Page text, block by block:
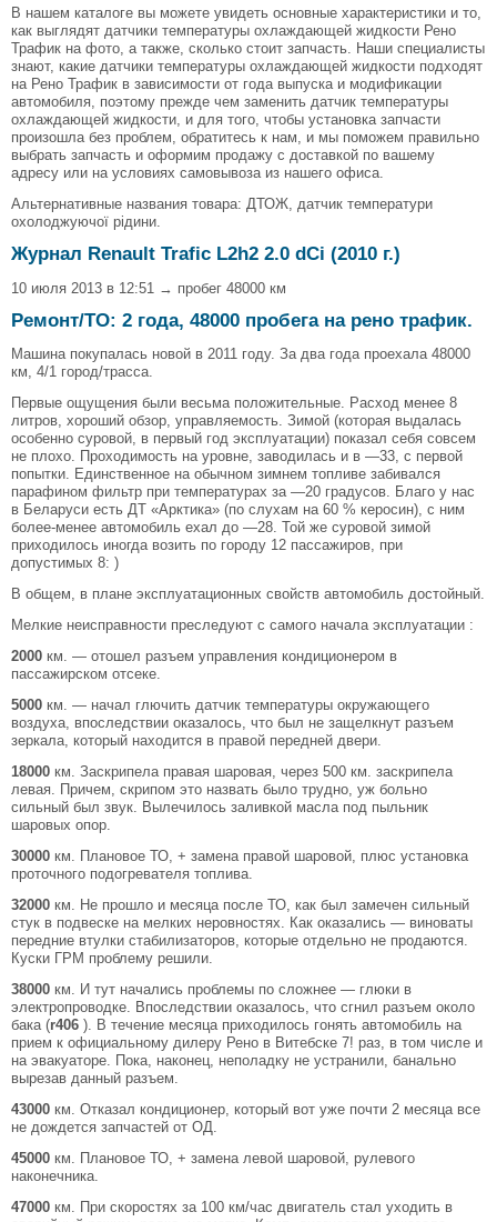
В нашем каталоге вы можете увидеть основные характеристики и то,
как выглядят датчики температуры охлаждающей жидкости Рено
Трафик на фото, а также, сколько стоит запчасть. Наши специалисты
знают, какие датчики температуры охлаждающей жидкости подходят
на Рено Трафик в зависимости от года выпуска и модификации
автомобиля, поэтому прежде чем заменить датчик температуры
охлаждающей жидкости, и для того, чтобы установка запчасти
произошла без проблем, обратитесь к нам, и мы поможем правильно
выбрать запчасть и оформим продажу с доставкой по вашему
адресу или на условиях самовывоза из нашего офиса.
Альтернативные названия товара: ДТОЖ, датчик температури
охолоджуючої рідини.
Журнал Renault Trafic L2h2 2.0 dCi (2010 г.)
10 июля 2013 в 12:51 → пробег 48000 км
Ремонт/ТО: 2 года, 48000 пробега на рено трафик.
Машина покупалась новой в 2011 году. За два года проехала 48000
км, 4/1 город/трасса.
Первые ощущения были весьма положительные. Расход менее 8
литров, хороший обзор, управляемость. Зимой (которая выдалась
особенно суровой, в первый год эксплуатации) показал себя совсем
не плохо. Проходимость на уровне, заводилась и в —33, с первой
попытки. Единственное на обычном зимнем топливе забивался
парафином фильтр при температурах за —20 градусов. Благо у нас
в Беларуси есть ДТ «Арктика» (по слухам на 60 % керосин), с ним
более-менее автомобиль ехал до —28. Той же суровой зимой
приходилось иногда возить по городу 12 пассажиров, при
допустимых 8: )
В общем, в плане эксплуатационных свойств автомобиль достойный.
Мелкие неисправности преследуют с самого начала эксплуатации :
2000 км. — отошел разъем управления кондиционером в
пассажирском отсеке.
5000 км. — начал глючить датчик температуры окружающего
воздуха, впоследствии оказалось, что был не защелкнут разъем
зеркала, который находится в правой передней двери.
18000 км. Заскрипела правая шаровая, через 500 км. заскрипела
левая. Причем, скрипом это назвать было трудно, уж больно
сильный был звук. Вылечилось заливкой масла под пыльник
шаровых опор.
30000 км. Плановое ТО, + замена правой шаровой, плюс установка
проточного подогревателя топлива.
32000 км. Не прошло и месяца после ТО, как был замечен сильный
стук в подвеске на мелких неровностях. Как оказались — виноваты
передние втулки стабилизаторов, которые отдельно не продаются.
Куски ГРМ проблему решили.
38000 км. И тут начались проблемы по сложнее — глюки в
электропроводке. Впоследствии оказалось, что сгнил разъем около
бака (r406 ). В течение месяца приходилось гонять автомобиль на
прием к официальному дилеру Рено в Витебске 7! раз, в том числе и
на эвакуаторе. Пока, наконец, неполадку не устранили, банально
вырезав данный разъем.
43000 км. Отказал кондиционер, который вот уже почти 2 месяца все
не дождется запчастей от ОД.
45000 км. Плановое ТО, + замена левой шаровой, рулевого
наконечника.
47000 км. При скоростях за 100 км/час двигатель стал уходить в